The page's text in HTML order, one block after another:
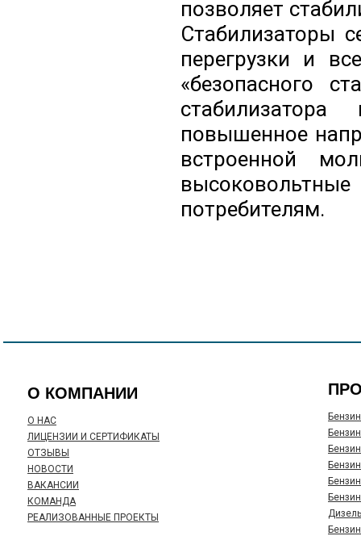
позволяет
Стабилизаторы
перегрузки и
«безопасного
повышенное
встроенной
потребителям.
О КОМПАНИИ
О НАС
ЛИЦЕНЗИИ И СЕРТИФИКАТЫ
ОТЗЫВЫ
НОВОСТИ
ВАКАНСИИ
КОМАНДА
РЕАЛИЗОВАННЫЕ ПРОЕКТЫ